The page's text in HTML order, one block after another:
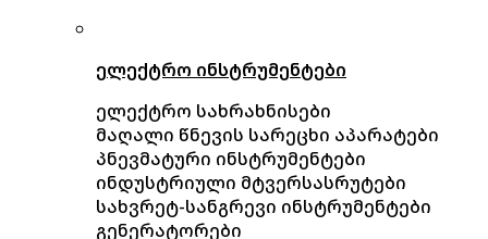
ელექტრო ინსტრუმენტები
ელექტრო სახრახნისები
მაღალი წნევის სარეცხი აპარატები
პნევმატური ინსტრუმენტები
ინდუსტრიული მტვერსასრუტები
სახვრეტ-სანგრევი ინსტრუმენტები
გენერატორები